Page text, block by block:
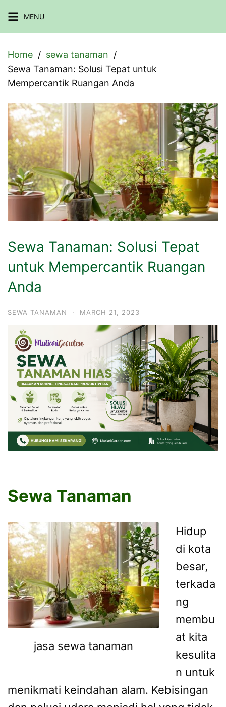
to
MENU
Home
sewa tanaman
Sewa Tanaman: Solusi Tepat untuk
Mempercantik Ruangan Anda
Sewa Tanaman: Solusi Tepat
untuk Mempercantik Ruangan
Anda
SEWA TANAMAN · MARCH 21, 2023
Sewa Tanaman
jasa sewa tanaman
Hidup
di kota
besar,
terkada
ng
membu
at kita
kesulita
n untuk
menikmati keindahan alam. Kebisingan